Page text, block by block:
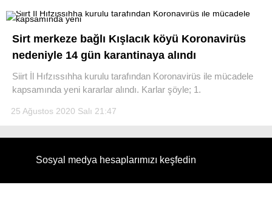
Sirt merkeze bağlı Kışlacık köyü Koronavirüs
nedeniyle 14 gün karantinaya alındı
Siirt İl Hıfzıssıhha kurulu tarafından Koronavirüs ile mücadele
kapsamında yeni kararlar alındı. Karlar şöyle; 1.
25 Ağustos 2020 Salı 21:47
Sosyal medya hesaplarımızı keşfedin